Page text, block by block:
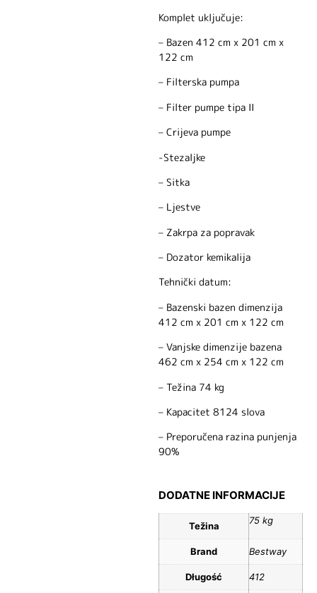
Komplet uključuje:
– Bazen 412 cm x 201 cm x
122 cm
– Filterska pumpa
– Filter pumpe tipa II
– Crijeva pumpe
-Stezaljke
– Sitka
– Ljestve
– Zakrpa za popravak
– Dozator kemikalija
Tehnički datum:
– Bazenski bazen dimenzija
412 cm x 201 cm x 122 cm
– Vanjske dimenzije bazena
462 cm x 254 cm x 122 cm
– Težina 74 kg
– Kapacitet 8124 slova
– Preporučena razina punjenja
90%
DODATNE INFORMACIJE
Težina 75 kg
Brand Bestway
Długość 412